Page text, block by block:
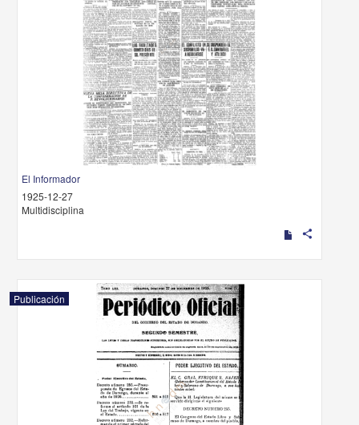
El Informador
1925-12-27
Multidisciplina
share
Publicación